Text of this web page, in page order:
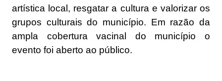
artística local, resgatar a cultura e valorizar os
grupos culturais do município. Em razão da
ampla cobertura vacinal do município o
evento foi aberto ao público.